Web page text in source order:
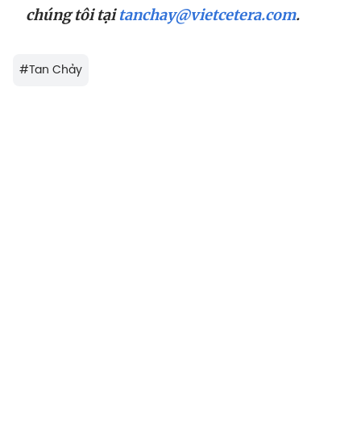
chúng tôi tạitanchay@vietcetera.com.
#Tan Chảy